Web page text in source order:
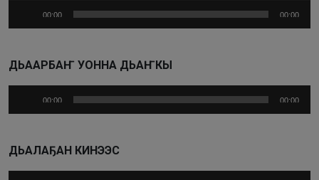
00:00 00:00
ДЬААРБАҤ УОННА ДЬАҤКЫ
00:00 00:00
ДЬАЛАҔАН КИНЭЭС